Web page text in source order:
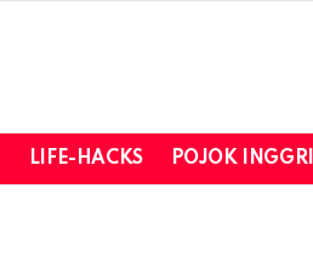
LIFE-HACKS POJOK